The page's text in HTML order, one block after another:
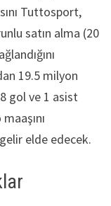
Tuttosport,
satın alma (20
19.5 milyon
gol ve 1 asist
elde edecek.